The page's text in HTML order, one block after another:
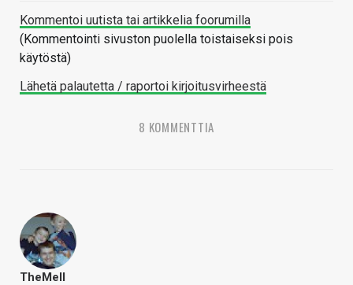
Kommentoi uutista tai artikkelia foorumilla
(Kommentointi sivuston puolella toistaiseksi pois
käytöstä)
Lähetä palautetta / raportoi kirjoitusvirheestä
8 KOMMENTTIA
TheMeII